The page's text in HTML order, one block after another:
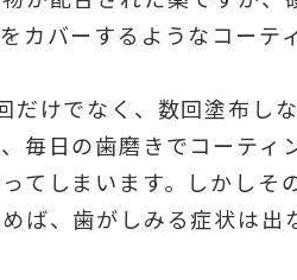
カバーするようなコーテ
だけでなく、数回塗布し
毎日の歯磨きでコーティ
てしまいます。しかしそ
ば、歯がしみる症状は出
を見てください。